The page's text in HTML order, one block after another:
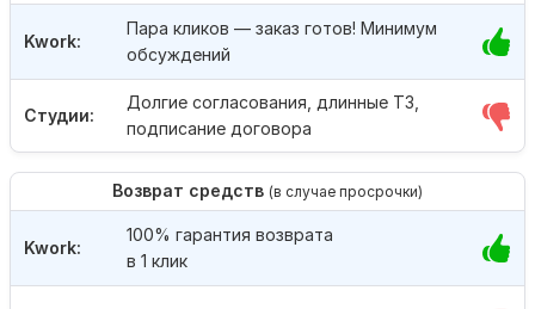
Студии:
Долгие согласования, длинные ТЗ,
подписание договора
Kwork:
Пара кликов — заказ готов! Минимум
обсуждений
Возврат средств (в случае просрочки)
Kwork:
100% гарантия возврата
в 1 клик